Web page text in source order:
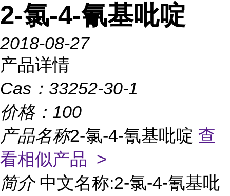
2-氯-4-氰基吡啶
2018-08-27
产品详情
Cas： 33252-30-1
价格： 100
产品名称2-氯-4-氰基吡啶 查
看相似产品 >
简介 中文名称:2-氯-4-氰基吡